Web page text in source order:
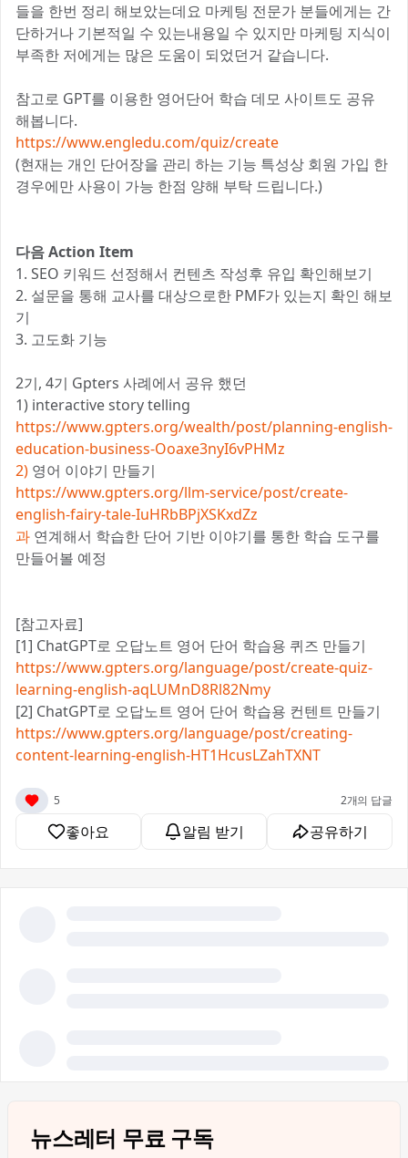
들을 한번 정리 해보았는데요 마케팅 전문가 분들에게는 간
단하거나 기본적일 수 있는내용일 수 있지만 마케팅 지식이
부족한 저에게는 많은 도움이 되었던거 같습니다.
참고로 GPT를 이용한 영어단어 학습 데모 사이트도 공유
해봅니다.
https://www.engledu.com/quiz/create
(현재는 개인 단어장을 관리 하는 기능 특성상 회원 가입 한
경우에만 사용이 가능 한점 양해 부탁 드립니다.)
다음 Action Item
1. SEO 키워드 선정해서 컨텐츠 작성후 유입 확인해보기
2. 설문을 통해 교사를 대상으로한 PMF가 있는지 확인 해보
기
3. 고도화 기능
2기, 4기 Gpters 사례에서 공유 했던
1) interactive story telling
https://www.gpters.org/wealth/post/planning-english-
education-business-Ooaxe3nyI6vPHMz
2) 영어 이야기 만들기
https://www.gpters.org/llm-service/post/create-
english-fairy-tale-IuHRbBPjXSKxdZz
과 연계해서 학습한 단어 기반 이야기를 통한 학습 도구를
만들어볼 예정
[참고자료]
[1] ChatGPT로 오답노트 영어 단어 학습용 퀴즈 만들기
https://www.gpters.org/language/post/create-quiz-
learning-english-aqLUMnD8Rl82Nmy
[2] ChatGPT로 오답노트 영어 단어 학습용 컨텐트 만들기
https://www.gpters.org/language/post/creating-
content-learning-english-HT1HcusLZahTXNT
5 2개의 답글
좋아요 알림 받기 공유하기
뉴스레터 무료 구독